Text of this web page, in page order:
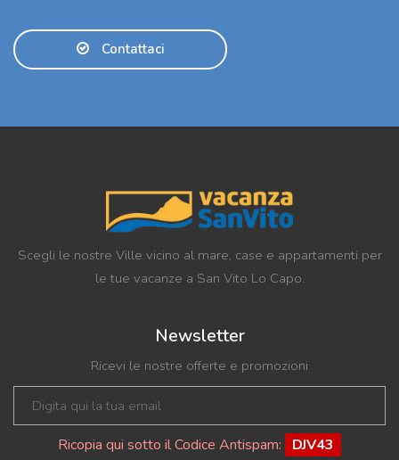
Contattaci
Scegli le nostre Ville vicino al mare, case e appartamenti per
le tue vacanze a San Vito Lo Capo.
Newsletter
Ricevi le nostre offerte e promozioni
Ricopia qui sotto il Codice Antispam: DJV43